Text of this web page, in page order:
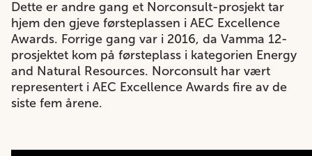
Dette er andre gang et Norconsult-prosjekt tar
hjem den gjeve førsteplassen i AEC Excellence
Awards. Forrige gang var i 2016, da Vamma 12-
prosjektet kom på førsteplass i kategorien Energy
and Natural Resources. Norconsult har vært
representert i AEC Excellence Awards fire av de
siste fem årene.